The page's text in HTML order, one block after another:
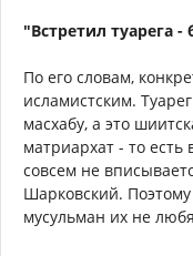
"Встретил туарега -
По его словам,
исламистским.
масхабу, а это
матриархат - то
совсем не
Шарковский.
мусульман их не